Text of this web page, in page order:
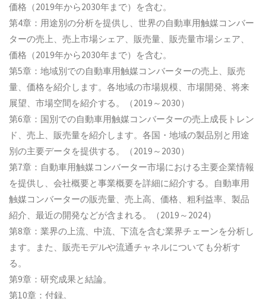
価格（2019年から2030年まで）を含む。
第4章：用途別の分析を提供し、世界の自動車用触媒コンバー
ターの売上、売上市場シェア、販売量、販売量市場シェア、
価格（2019年から2030年まで）を含む。
第5章：地域別での自動車用触媒コンバーターの売上、販売
量、価格を紹介します。各地域の市場規模、市場開発、将来
展望、市場空間を紹介する。（2019～2030）
第6章：国別での自動車用触媒コンバーターの売上成長トレン
ド、売上、販売量を紹介します。各国・地域の製品別と用途
別の主要データを提供する。（2019～2030）
第7章：自動車用触媒コンバーター市場における主要企業情報
を提供し、会社概要と事業概要を詳細に紹介する。自動車用
触媒コンバーターの販売量、売上高、価格、粗利益率、製品
紹介、最近の開発などが含まれる。（2019～2024）
第8章：業界の上流、中流、下流を含む業界チェーンを分析し
ます。また、販売モデルや流通チャネルについても分析す
る。
第9章：研究成果と結論。
第10章：付録。